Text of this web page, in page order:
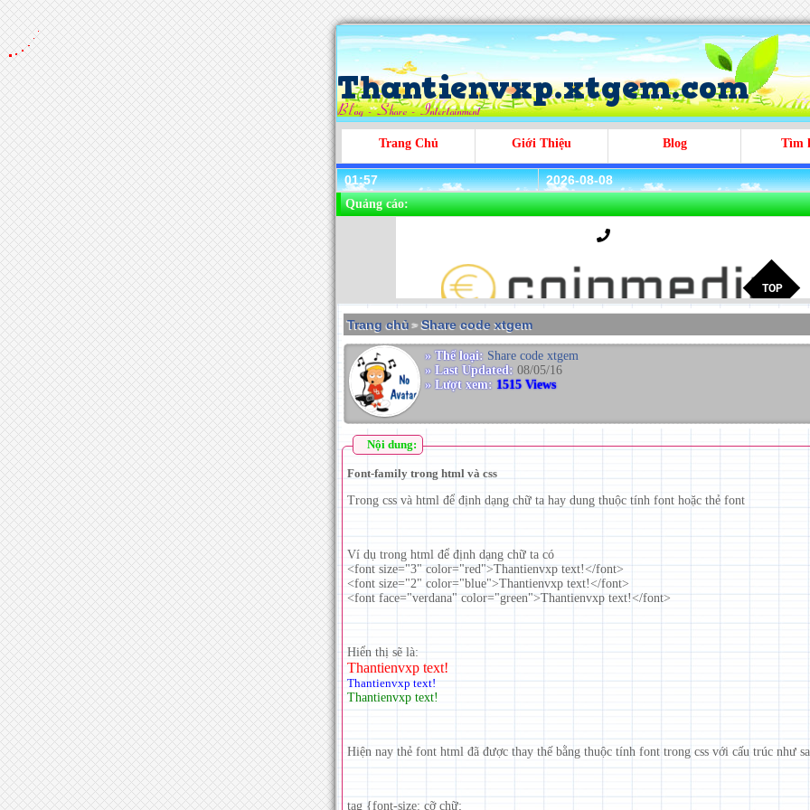
Trang Chủ Giới Thiệu Blog Tìm
01:57 2026-08-08
Quảng cáo:
Trang chủ >Share code xtgem
» Thể loại: Share code xtgem
» Last Updated: 08/05/16
» Lượt xem: 1515 Views
Nội dung:
Font-family trong html và css
Trong css và html để định dạng chữ ta hay dung thuộc tính font hoặc thẻ font
Ví dụ trong html để định dạng chữ ta có
<font size="3" color="red">Thantienvxp text!</font>
<font size="2" color="blue">Thantienvxp text!</font>
<font face="verdana" color="green">Thantienvxp text!</font>
Hiển thị sẽ là:
Thantienvxp text!
Thantienvxp text!
Thantienvxp text!
Hiện nay thẻ font html đã được thay thế bằng thuộc tính font trong css với cấu trúc như
tag {font-size: cỡ chữ;